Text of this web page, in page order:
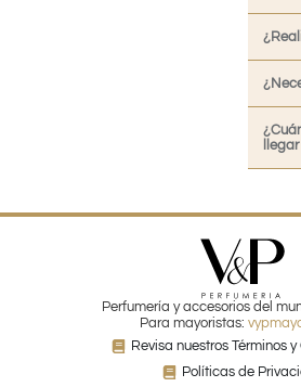
Perfumería y accesorios del
Para mayoristas:
Revisa nuestros Términos
Políticas de